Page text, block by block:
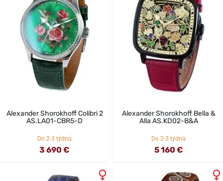
Alexander Shorokhoff Colibri 2
AS.LA01-CBR5-D
Do 2-3 týdnů
3 690 €
Alexander Shorokhoff Bella &
Alla AS.KD02-B&A
Do 2-3 týdnů
5 160 €